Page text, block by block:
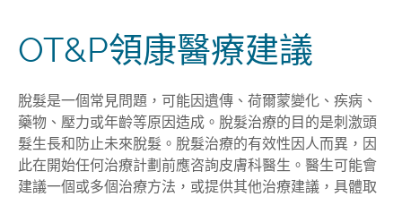
OT&P領康醫療建議
脫髮是一個常見問題，可能因遺傳、荷爾蒙變化、疾病、
藥物、壓力或年齡等原因造成。脫髮治療的目的是刺激頭
髮生長和防止未來脫髮。脫髮治療的有效性因人而異，因
此在開始任何治療計劃前應咨詢皮膚科醫生。醫生可能會
建議一個或多個治療方法，或提供其他治療建議，具體取